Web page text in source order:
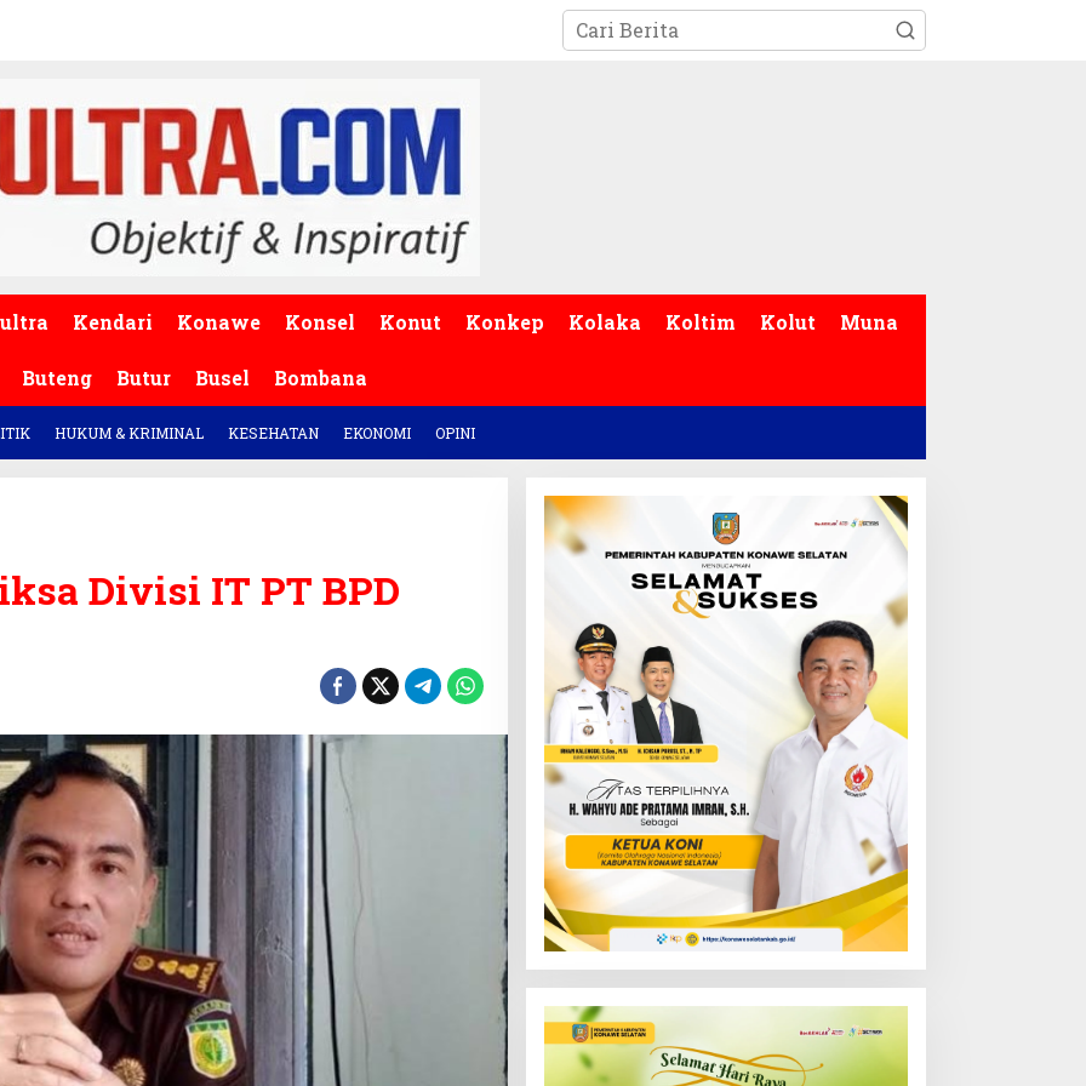
Kendari Konawe Konsel Konut Konkep Kolaka Koltim Kolut Muna
Buteng Butur Busel Bombana
HUKUM & KRIMINAL KESEHATAN EKONOMI OPINI
Divisi IT PT BPD